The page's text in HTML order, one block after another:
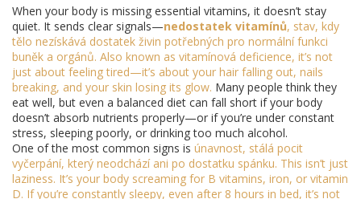
When your body is missing essential vitamins, it doesn’t stay
quiet. It sends clear signals—nedostatek vitamínů, stav, kdy
tělo nezískává dostatek živin potřebných pro normální funkci
buněk a orgánů. Also known as vitamínová deficience, it’s not
just about feeling tired—it’s about your hair falling out, nails
breaking, and your skin losing its glow. Many people think they
eat well, but even a balanced diet can fall short if your body
doesn’t absorb nutrients properly—or if you’re under constant
stress, sleeping poorly, or drinking too much alcohol.
One of the most common signs is únavnost, stálá pocit
vyčerpání, který neodchází ani po dostatku spánku. This isn’t just
laziness. It’s your body screaming for B vitamins, iron, or vitamin
D. If you’re constantly sleepy, even after 8 hours in bed, it’s not